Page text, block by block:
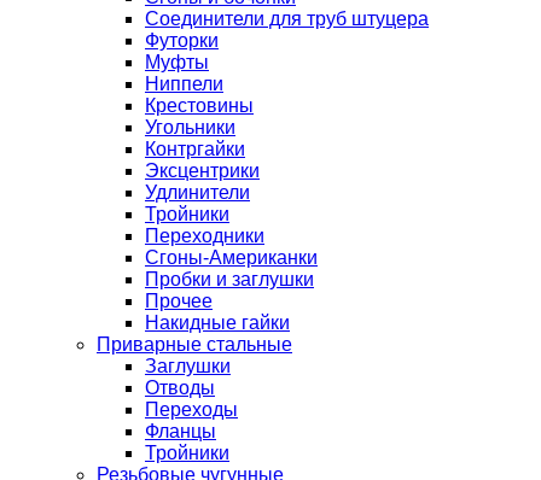
Соединители для труб штуцера
Футорки
Муфты
Ниппели
Крестовины
Угольники
Контргайки
Эксцентрики
Удлинители
Тройники
Переходники
Сгоны-Американки
Пробки и заглушки
Прочее
Накидные гайки
Приварные стальные
Заглушки
Отводы
Переходы
Фланцы
Тройники
Резьбовые чугунные